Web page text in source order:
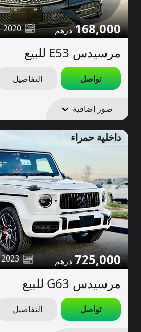
168,000
2020
مرسيدس E53 للبيع
تواصل التفاصيل
صور إضافية
داخلية حمراء
725,000
2023
مرسيدس G63 للبيع
تواصل التفاصيل